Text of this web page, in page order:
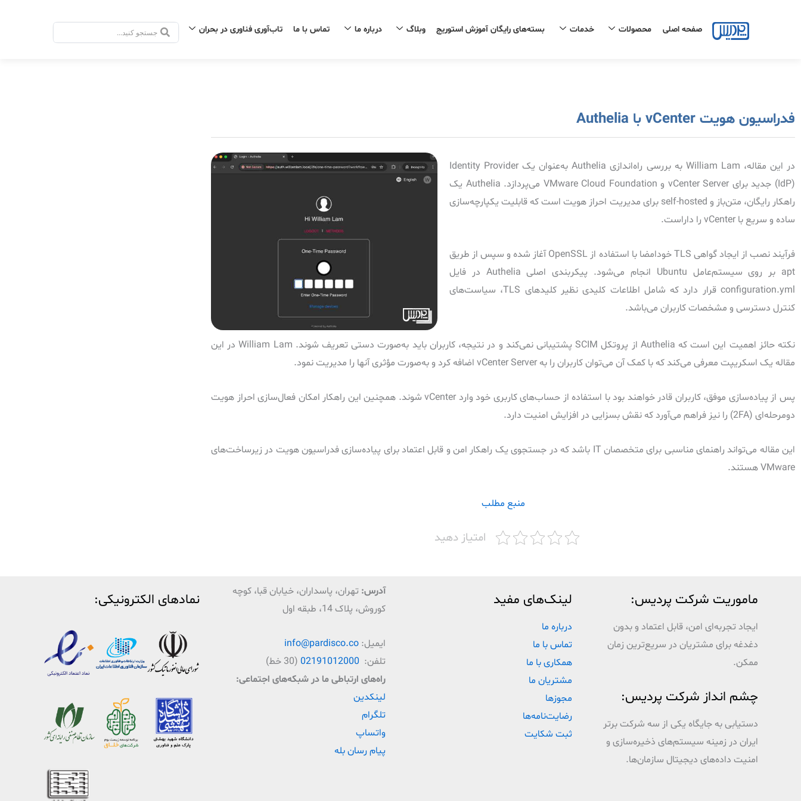
صفحه اصلی محصولات خدمات بسته‌های رایگان آموزش استوریج وبلاگ درباره ما تماس با ما تاب‌آوری فناوری در بحران
جستجو
فدراسیون هویت vCenter با Authelia
در این مقاله، William Lam به بررسی راه‌اندازی Authelia به‌عنوان یک Identity Provider
(IdP) جدید برای vCenter Server و VMware Cloud Foundation می‌پردازد. Authelia یک
راهکار رایگان، متن‌باز و self-hosted برای مدیریت احراز هویت است که قابلیت یکپارچه‌سازی
ساده و سریع با vCenter را داراست.
فرآیند نصب از ایجاد گواهی TLS خودامضا با استفاده از OpenSSL آغاز شده و سپس از طریق
apt بر روی سیستم‌عامل Ubuntu انجام می‌شود. پیکربندی اصلی Authelia در فایل
configuration.yml قرار دارد که شامل اطلاعات کلیدی نظیر کلیدهای TLS، سیاست‌های
کنترل دسترسی و مشخصات کاربران می‌باشد.
نکته حائز اهمیت این است که Authelia از پروتکل SCIM پشتیبانی نمی‌کند و در نتیجه، کاربران باید به‌صورت دستی تعریف شوند. William Lam در این
مقاله یک اسکریپت معرفی می‌کند که با کمک آن می‌توان کاربران را به vCenter Server اضافه کرد و به‌صورت مؤثری آنها را مدیریت نمود.
پس از پیاده‌سازی موفق، کاربران قادر خواهند بود با استفاده از حساب‌های کاربری خود وارد vCenter شوند. همچنین این راهکار امکان فعال‌سازی احراز هویت
دومرحله‌ای (2FA) را نیز فراهم می‌آورد که نقش بسزایی در افزایش امنیت دارد.
این مقاله می‌تواند راهنمای مناسبی برای متخصصان IT باشد که در جستجوی یک راهکار امن و قابل اعتماد برای پیاده‌سازی فدراسیون هویت در زیرساخت‌های
VMware هستند.
منبع مطلب
امتیاز دهید
ماموریت شرکت پردیس:
ایجاد تجربه‌ای امن، قابل اعتماد و بدون
دغدغه برای مشتریان در سریع‌ترین زمان
ممکن.
چشم انداز شرکت پردیس:
دستیابی به جایگاه یکی از سه شرکت برتر
ایران در زمینه سیستم‌های ذخیره‌سازی و
امنیت داده‌های دیجیتال سازمان‌ها.
لینک‌های مفید
درباره ما
تماس با ما
همکاری با ما
مشتریان ما
مجوزها
رضایت‌نامه‌ها
ثبت شکایت
آدرس: تهران، پاسداران، خیابان قبا، کوچه
کوروش، پلاک 14، طبقه اول
ایمیل: info@pardisco.co
تلفن: 02191012000 (30 خط)
راه‌‌های ارتباطی ما در شبکه‌های اجتماعی:
لینکدین
تلگرام
واتساپ
پیام رسان بله
نمادهای الکترونیکی: